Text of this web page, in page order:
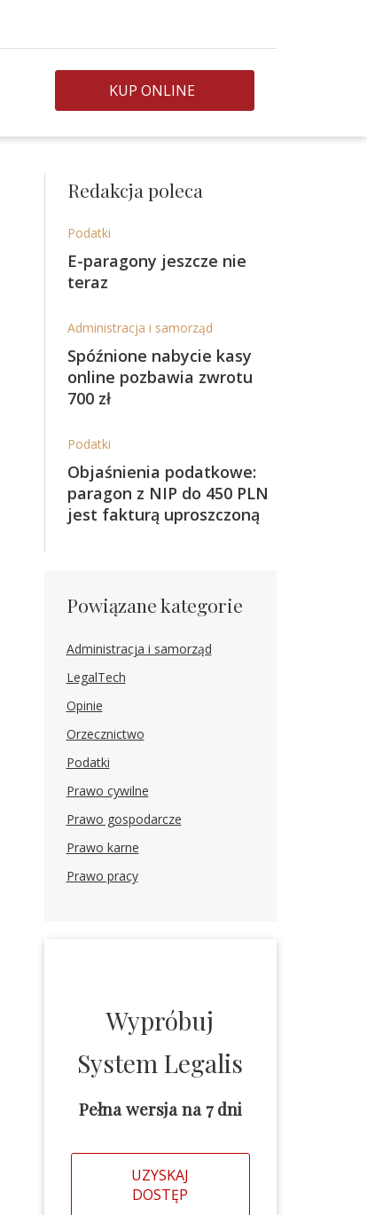
KUP ONLINE
Redakcja poleca
Podatki
E-paragony jeszcze nie
teraz
Administracja i samorząd
Spóźnione nabycie kasy
online pozbawia zwrotu
700 zł
Podatki
Objaśnienia podatkowe:
paragon z NIP do 450 PLN
jest fakturą uproszczoną
Powiązane kategorie
Administracja i samorząd
LegalTech
Opinie
Orzecznictwo
Podatki
Prawo cywilne
Prawo gospodarcze
Prawo karne
Prawo pracy
Wypróbuj
System Legalis
Pełna wersja na 7 dni
UZYSKAJ
DOSTĘP